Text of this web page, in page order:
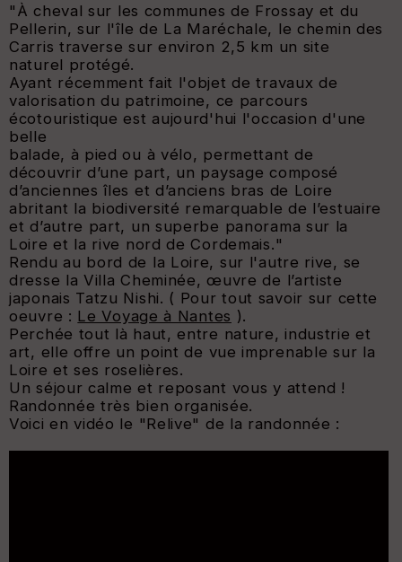
" À cheval sur les communes de Frossay et du
Pellerin, sur l'île de La Maréchale, le chemin des
Carris traverse sur environ 2,5 km un site
naturel protégé.
Ayant récemment fait l'objet de travaux de
valorisation du patrimoine, ce parcours
écotouristique est aujourd'hui l'occasion d'une
belle
balade, à pied ou à vélo, permettant de
découvrir d’une part, un paysage composé
d’anciennes îles et d’anciens bras de Loire
abritant la biodiversité remarquable de l’estuaire
et d’autre part, un superbe panorama sur la
Loire et la rive nord de Cordemais."
Rendu au bord de la Loire, sur l'autre rive, se
dresse la Villa Cheminée, œuvre de l’artiste
japonais Tatzu Nishi. ( Pour tout savoir sur cette
oeuvre : Le Voyage à Nantes ).
Perchée tout là haut, entre nature, industrie et
art, elle offre un point de vue imprenable sur la
Loire et ses roselières.
Un séjour calme et reposant vous y attend !
Randonnée très bien organisée.
Voici en vidéo le "Relive" de la randonnée :